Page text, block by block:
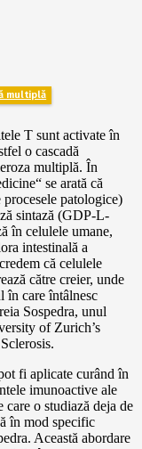
multiplă
T sunt activate în
o cascadă
multiplă. În
se arată că
patologice)
sintază (GDP-L-
în celulele umane,
intestinală a
că celulele
către creier, unde
în care întâlnesc
Sospedra, unul
of Zurich’s
fi aplicate curând în
imunoactive ale
o studiază deja de
în mod specific
Această abordare